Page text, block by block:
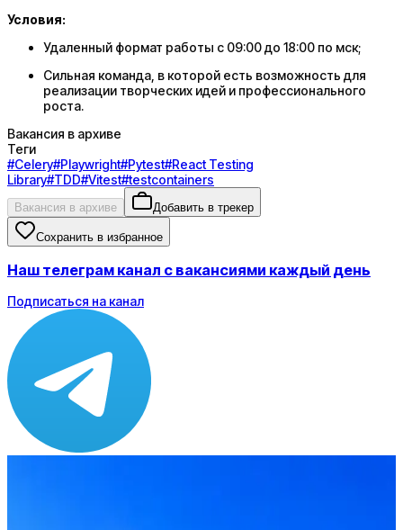
Условия:
Удаленный формат работы с 09:00 до 18:00 по мск;
Сильная команда, в которой есть возможность для
реализации творческих идей и профессионального
роста.
Вакансия в архиве
Теги
#Celery#Playwright#Pytest#React Testing
Library#TDD#Vitest#testcontainers
Вакансия в архиве Добавить в трекер
Сохранить в избранное
Наш телеграм канал с вакансиями каждый день
Подписаться на канал